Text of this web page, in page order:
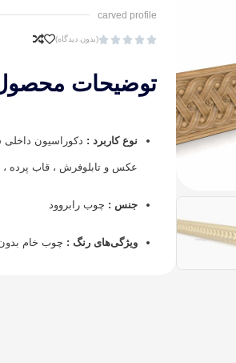
carved profile




(بدون دیدگاه)
توضیحات
نوع کاربرد : دکوراسیون داخلی
عکس و تابلوفرش ، قاب پرده ،
جنس : چوب رابروود
ویژگی‌های رنگ : چوب خام